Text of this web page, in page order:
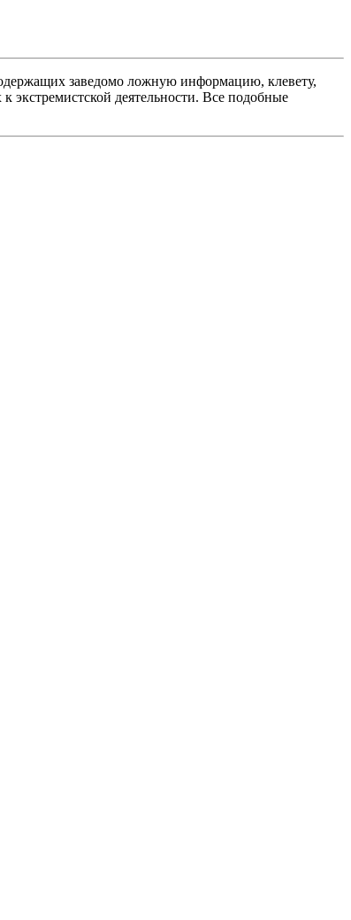
заведомо ложную информацию, клевету,
деятельности. Все подобные